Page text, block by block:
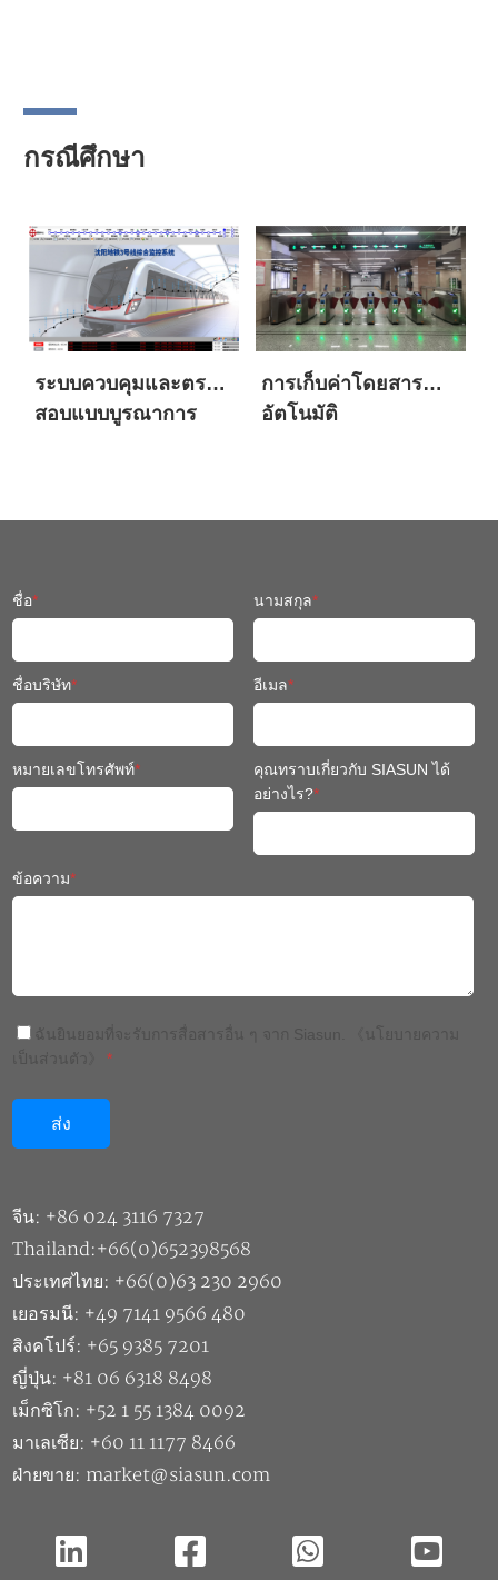
กรณีศึกษา
ระบบควบคุมและตรวจ
สอบแบบบูรณาการ
การเก็บค่าโดยสาร
อัตโนมัติ
ชื่อ* นามสกุล*
ชื่อบริษัท* อีเมล*
หมายเลขโทรศัพท์*
คุณทราบเกี่ยวกับ SIASUN ได้
อย่างไร?*
ข้อความ*
*
จีน: +86 024 3116 7327
Thailand:+66(0)652398568
ประเทศไทย: +66(0)63 230 2960
เยอรมนี: +49 7141 9566 480
สิงคโปร์: +65 9385 7201
ญี่ปุ่น: +81 06 6318 8498
เม็กซิโก: +52 1 55 1384 0092
มาเลเซีย: +60 11 1177 8466
ฝ่ายขาย: market@siasun.com